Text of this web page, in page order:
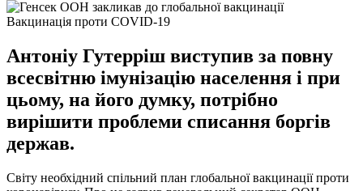
Вакцинація проти COVID-19
Антоніу Гутерріш виступив за повну
всесвітню імунізацію населення і при
цьому, на його думку, потрібно
вирішити проблеми списання боргів
держав.
Світу необхідний спільний план глобальної вакцинації проти